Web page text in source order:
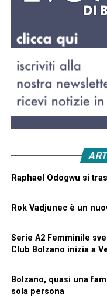
Raphael Odogwu si
Rok Vadjunec è un
Serie A2 Femminile
Club Bolzano inizia a
Bolzano, quasi una
sola persona